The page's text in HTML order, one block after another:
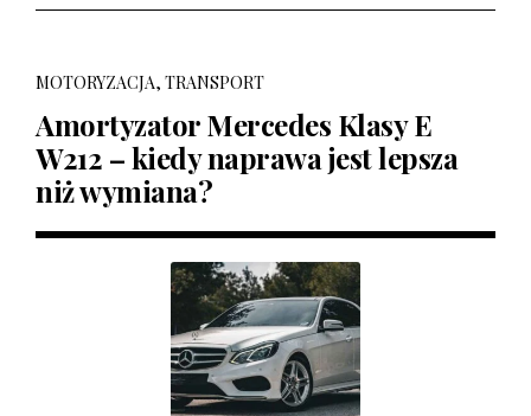
MOTORYZACJA, TRANSPORT
Amortyzator Mercedes Klasy E
W212 – kiedy naprawa jest lepsza
niż wymiana?